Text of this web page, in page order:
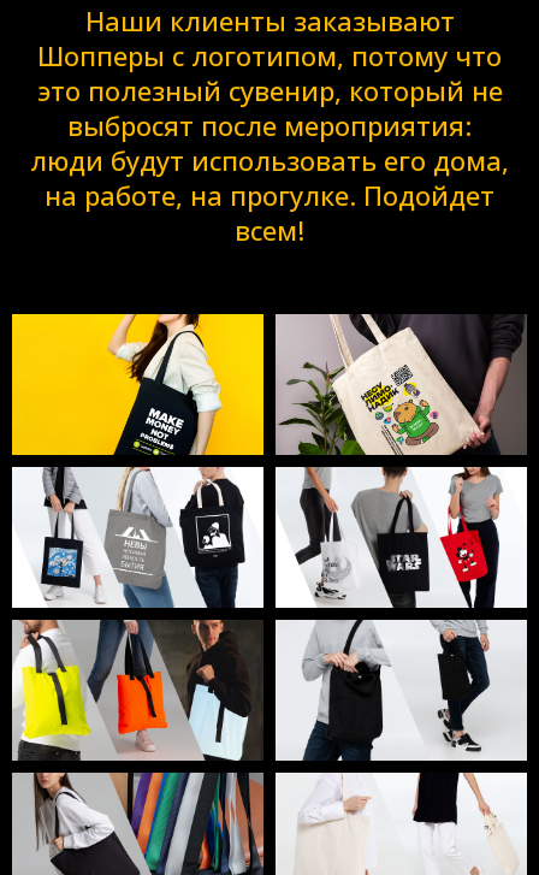
Наши клиенты заказывают
Шопперы с логотипом, потому что
это полезный сувенир, который не
выбросят после мероприятия:
люди будут использовать его дома,
на работе, на прогулке. Подойдет
всем!